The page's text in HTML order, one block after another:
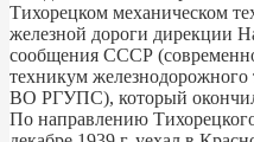
Тихорецком механическом
железной дороги дирекции
сообщения СССР
техникум
ВО РГУПС), который
По направлению